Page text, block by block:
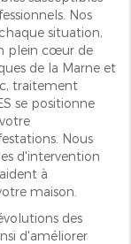
Nos
situation,
plein cœur de
de la Marne et
traitement
se positionne
Nous
d'intervention
à
maison.
des
d'améliorer